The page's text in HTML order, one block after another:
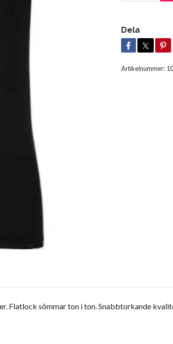
Dela
Artikelnummer:
Flatlock sömmar ton i ton. Snabbtorkande